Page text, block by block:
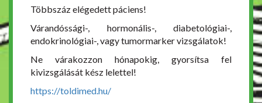
Többszáz elégedett páciens!
Várandóssági-, hormonális-, diabetológiai-,
endokrinológiai-, vagy tumormarker vizsgálatok!
Ne várakozzon hónapokig, gyorsítsa fel
kivizsgálását kész lelettel!
https://toldimed.hu/